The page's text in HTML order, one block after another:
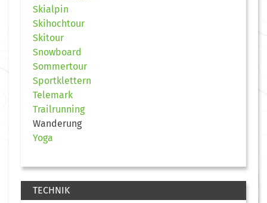
Skialpin
Skihochtour
Skitour
Snowboard
Sommertour
Sportklettern
Telemark
Trailrunning
Wanderung
Yoga
TECHNIK